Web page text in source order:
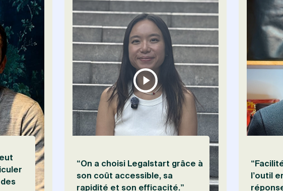
Visionner le témoignage de Yohann Benhamou Visionner le témoignage
“On a choisi Legalstart grâce à
son coût accessible, sa
rapidité et son efficacité.”
l’outil